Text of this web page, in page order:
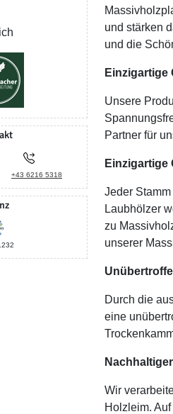
+43 6216 5318
und stärken
und die
Einzigartige
Unsere
Partner für
Einzigartige
Jeder
Laubhölzer
zu
unserer
Durch die
eine
Wir
Holzleim.